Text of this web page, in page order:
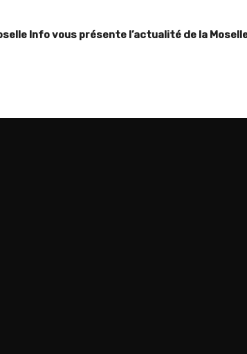
Info vous présente l’actualité de la